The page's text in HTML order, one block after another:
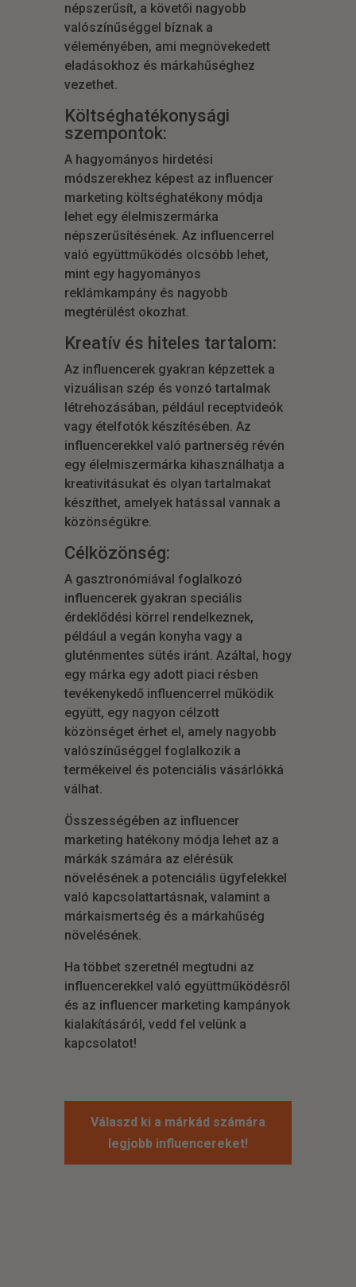
népszerűsít, a követői nagyobb
valószínűséggel bíznak a
véleményében, ami megnövekedett
eladásokhoz és márkahűséghez
vezethet.
Költséghatékonysági
szempontok:
A hagyományos hirdetési
módszerekhez képest az influencer
marketing költséghatékony módja
lehet egy élelmiszermárka
népszerűsítésének. Az influencerrel
való együttműködés olcsóbb lehet,
mint egy hagyományos
reklámkampány és nagyobb
megtérülést okozhat.
Kreatív és hiteles tartalom:
Az influencerek gyakran képzettek a
vizuálisan szép és vonzó tartalmak
létrehozásában, például receptvideók
vagy ételfotók készítésében. Az
influencerekkel való partnerség révén
egy élelmiszermárka kihasználhatja a
kreativitásukat és olyan tartalmakat
készíthet, amelyek hatással vannak a
közönségükre.
Célközönség:
A gasztronómiával foglalkozó
influencerek gyakran speciális
érdeklődési körrel rendelkeznek,
például a vegán konyha vagy a
gluténmentes sütés iránt. Azáltal, hogy
egy márka egy adott piaci résben
tevékenykedő influencerrel működik
együtt, egy nagyon célzott
közönséget érhet el, amely nagyobb
valószínűséggel foglalkozik a
termékeivel és potenciális vásárlókká
válhat.
Összességében az influencer
marketing hatékony módja lehet az a
márkák számára az elérésük
növelésének a potenciális ügyfelekkel
való kapcsolattartásnak, valamint a
márkaismertség és a márkahűség
növelésének.
Ha többet szeretnél megtudni az
influencerekkel való együttműködésről
és az influencer marketing kampányok
kialakításáról, vedd fel velünk a
kapcsolatot!
Válaszd ki a márkád számára
legjobb influencereket!